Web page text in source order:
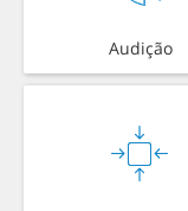
Audição